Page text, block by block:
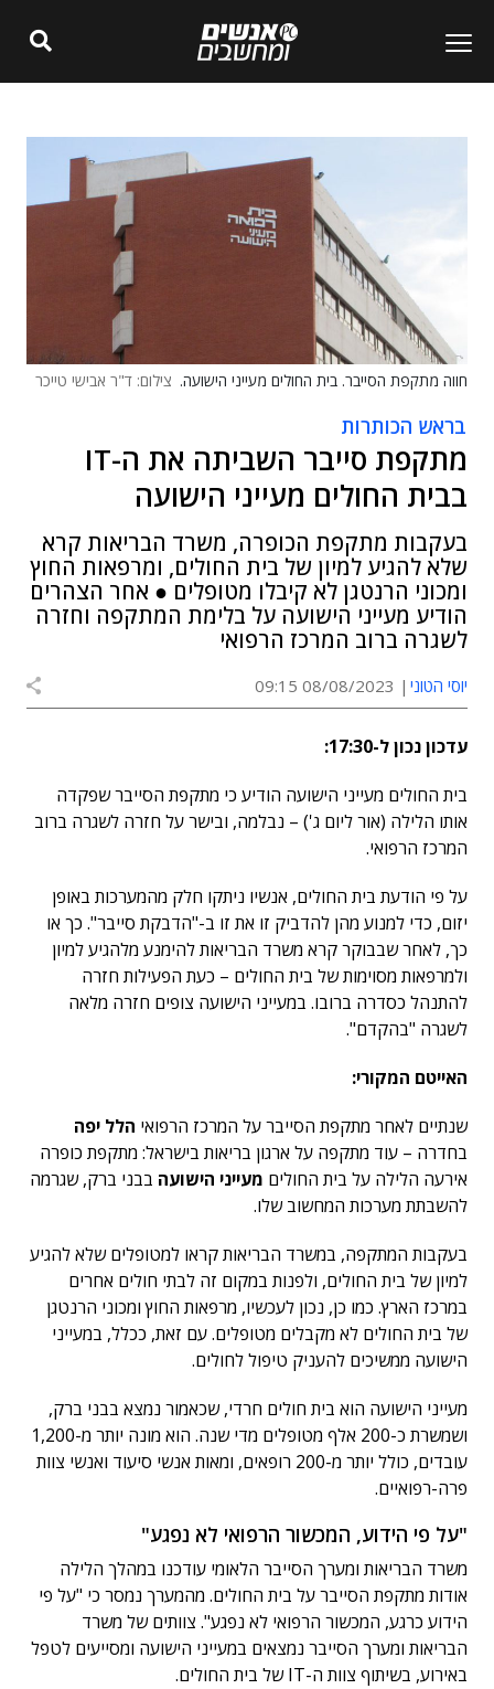
חווה מתקפת הסייבר. בית החולים מעייני הישועה. צילום: ד"ר אבישי טייכר
בראש הכותרות
מתקפת סייבר השביתה את ה-IT
בבית החולים מעייני הישועה
בעקבות מתקפת הכופרה, משרד הבריאות קרא
שלא להגיע למיון של בית החולים, ומרפאות החוץ
ומכוני הרנטגן לא קיבלו מטופלים ● אחר הצהרים
הודיע מעייני הישועה על בלימת המתקפה וחזרה
לשגרה ברוב המרכז הרפואי
יוסי הטוני 08/08/2023 09:15
עדכון נכון ל-17:30:
בית החולים מעייני הישועה הודיע כי מתקפת הסייבר שפקדה
אותו הלילה (אור ליום ג') – נבלמה, ובישר על חזרה לשגרה ברוב
המרכז הרפואי.
על פי הודעת בית החולים, אנשיו ניתקו חלק מהמערכות באופן
יזום, כדי למנוע מהן להדביק זו את זו ב-"הדבקת סייבר". כך או
כך, לאחר שבבוקר קרא משרד הבריאות להימנע מלהגיע למיון
ולמרפאות מסוימות של בית החולים – כעת הפעילות חזרה
להתנהל כסדרה ברובו. במעייני הישועה צופים חזרה מלאה
לשגרה "בהקדם".
האייטם המקורי:
שנתיים לאחר מתקפת הסייבר על המרכז הרפואי הלל יפה
בחדרה – עוד מתקפה על ארגון בריאות בישראל: מתקפת כופרה
אירעה הלילה על בית החולים מעייני הישועה בבני ברק, שגרמה
להשבתת מערכות המחשוב שלו.
בעקבות המתקפה, במשרד הבריאות קראו למטופלים שלא להגיע
למיון של בית החולים, ולפנות במקום זה לבתי חולים אחרים
במרכז הארץ. כמו כן, נכון לעכשיו, מרפאות החוץ ומכוני הרנטגן
של בית החולים לא מקבלים מטופלים. עם זאת, ככלל, במעייני
הישועה ממשיכים להעניק טיפול לחולים.
מעייני הישועה הוא בית חולים חרדי, שכאמור נמצא בבני ברק,
ושמשרת כ-200 אלף מטופלים מדי שנה. הוא מונה יותר מ-1,200
עובדים, כולל יותר מ-200 רופאים, ומאות אנשי סיעוד ואנשי צוות
פרה-רפואיים.
"על פי הידוע, המכשור הרפואי לא נפגע"
משרד הבריאות ומערך הסייבר הלאומי עודכנו במהלך הלילה
אודות מתקפת הסייבר על בית החולים. מהמערך נמסר כי "על פי
הידוע כרגע, המכשור הרפואי לא נפגע". צוותים של משרד
הבריאות ומערך הסייבר נמצאים במעייני הישועה ומסייעים לטפל
באירוע, בשיתוף צוות ה-IT של בית החולים.